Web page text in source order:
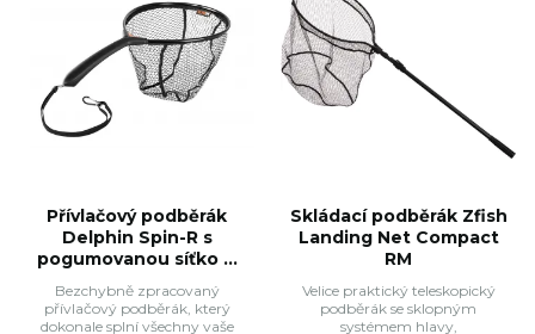
Přívlačový podběrák
Delphin Spin-R s
pogumovanou síťko ...
Bezchybně zpracovaný
přívlačový podběrák, který
dokonale splní všechny vaše
Skládací podběrák Zfish
Landing Net Compact
RM
Velice praktický teleskopický
podběrák se sklopným
systémem hlavy,